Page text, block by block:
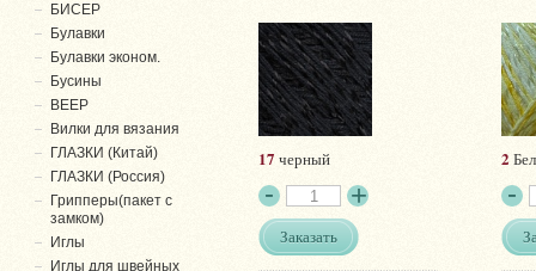
17 черный
Заказать
2
БИСЕР
Булавки
Булавки эконом.
Бусины
ВЕЕР
Вилки для вязания
ГЛАЗКИ (Китай)
ГЛАЗКИ (Россия)
Грипперы(пакет с
замком)
Иглы
Иглы для швейных